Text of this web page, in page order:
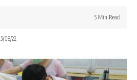
08/22
5 Min Read